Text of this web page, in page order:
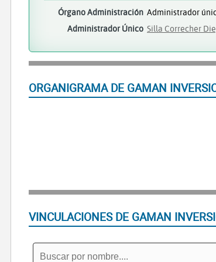
Órgano Administración Administrador
Administrador Único Silla Correcher
ORGANIGRAMA DE GAMAN
VINCULACIONES DE GAMAN